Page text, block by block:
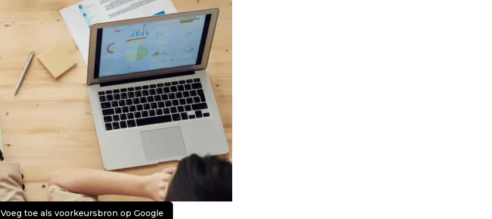
Voeg toe als voorkeursbron op Google